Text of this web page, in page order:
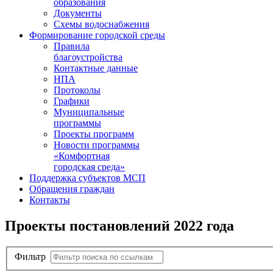
образования
Документы
Схемы водоснабжения
Формирование городской среды
Правила
благоустройства
Контактные данные
НПА
Протоколы
Графики
Муниципальные
программы
Проекты программ
Новости программы
«Комфортная
городская среда»
Поддержка субъектов МСП
Обращения граждан
Контакты
Проекты постановлений 2022 года
Фильтр